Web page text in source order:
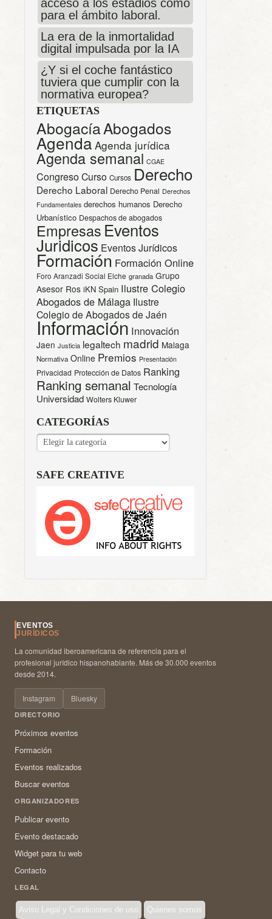
acceso a los estadios como
para el ámbito laboral.
La era de la inmortalidad
digital impulsada por la IA
¿Y si el coche fantástico
tuviera que cumplir con la
normativa europea?
ETIQUETAS
AbogacíaAbogados
Agenda Agenda jurídica
Agenda semanal CGAE
CongresoCurso Cursos Derecho
Derecho Laboral Derecho Penal Derechos
Fundamentales derechos humanos Derecho
Urbanístico Despachos de abogados
Empresas Eventos
Juridicos Eventos Jurídicos
Formación Formación Online
Foro Aranzadi Social Elche granada Grupo
Asesor Ros iKN Spain Ilustre Colegio
Abogados de Málaga Ilustre
Colegio de Abogados de Jaén
Información Innovación
Jaen Justicia legaltech madrid Malaga
Normativa Online Premios Presentación
Privacidad Protección de Datos Ranking
Ranking semanal Tecnología
Universidad Wolters Kluwer
CATEGORÍAS
CATEGORÍAS
SAFE CREATIVE
EVENTOS
JURÍDICOS
La comunidad iberoamericana de referencia para el
profesional jurídico hispanohablante. Más de 30.000 eventos
desde 2014.
Instagram Bluesky
DIRECTORIO
Próximos eventos
Formación
Eventos realizados
Buscar eventos
ORGANIZADORES
Publicar evento
Evento destacado
Widget para tu web
Contacto
LEGAL
Aviso Legal y Condiciones de uso Quienes somos